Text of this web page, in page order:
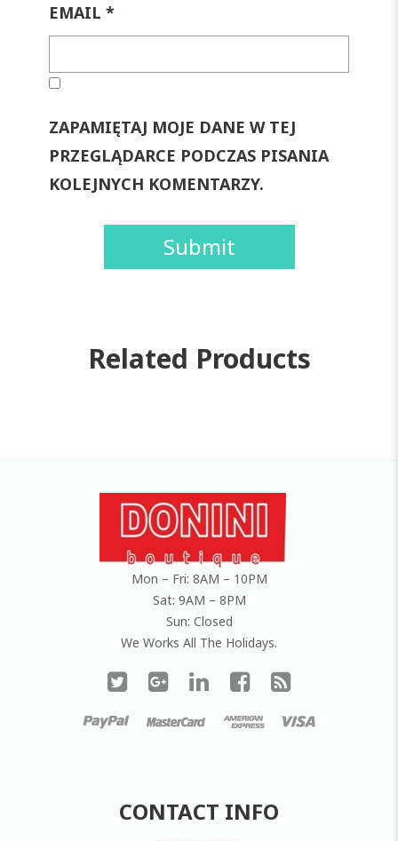
EMAIL *
ZAPAMIĘTAJ MOJE DANE W TEJ
PRZEGLĄDARCE PODCZAS PISANIA
KOLEJNYCH KOMENTARZY.
Related Products
Mon – Fri: 8AM – 10PM
Sat: 9AM – 8PM
Sun: Closed
We Works All The Holidays.
CONTACT INFO